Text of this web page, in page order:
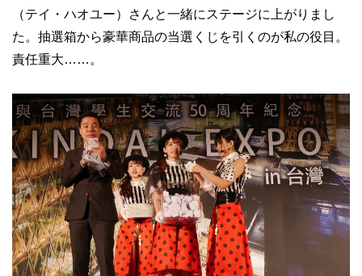
（テイ・ハオユー）さんと一緒にステージに上がりまし
た。抽選箱から豪華商品の当選くじを引くのが私の役目。
責任重大……。